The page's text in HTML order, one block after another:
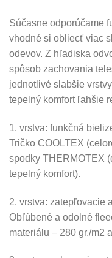
Súčasne odporúčame
vhodné si obliecť viac
odevov. Z hľadiska
spôsob zachovania
jednotlivé slabšie
tepelný komfort ľahšie
1. vrstva: funkčná
Tričko COOLTEX
spodky THERMOTEX
tepelný komfort).
2. vrstva: zatepľovacie
Obľúbené a odolné
materiálu – 280 gr./m2